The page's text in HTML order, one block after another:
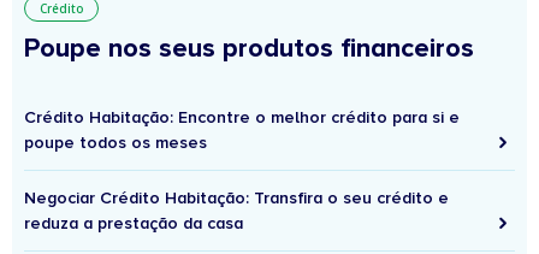
Crédito
Poupe nos seus produtos financeiros
Crédito Habitação: Encontre o melhor crédito para si e
poupe todos os meses
Negociar Crédito Habitação: Transfira o seu crédito e
reduza a prestação da casa